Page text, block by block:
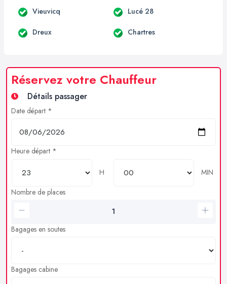
Vieuvicq Lucé 28
Dreux Chartres
Réservez votre Chauffeur
Détails passager
Date départ *
Heure départ *
H
MIN
Nombre de places
Bagages en soutes
Bagages cabine